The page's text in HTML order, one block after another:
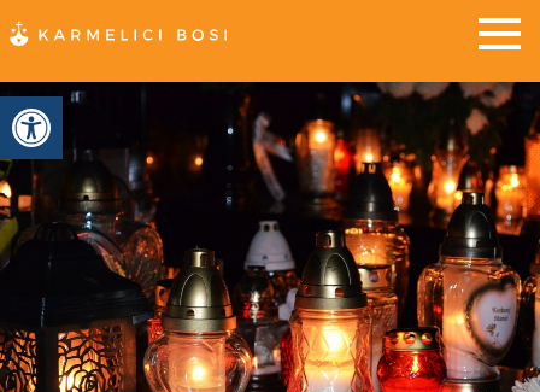
Otwórz pasek narzędzi